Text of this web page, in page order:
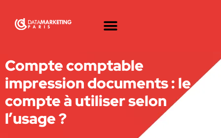
Compte comptable
impression documents : le
compte à utiliser selon
l’usage ?